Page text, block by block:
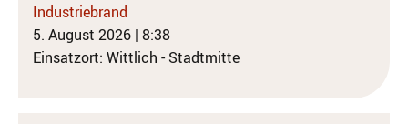
Industriebrand
5. August 2026 | 8:38
Einsatzort: Wittlich - Stadtmitte